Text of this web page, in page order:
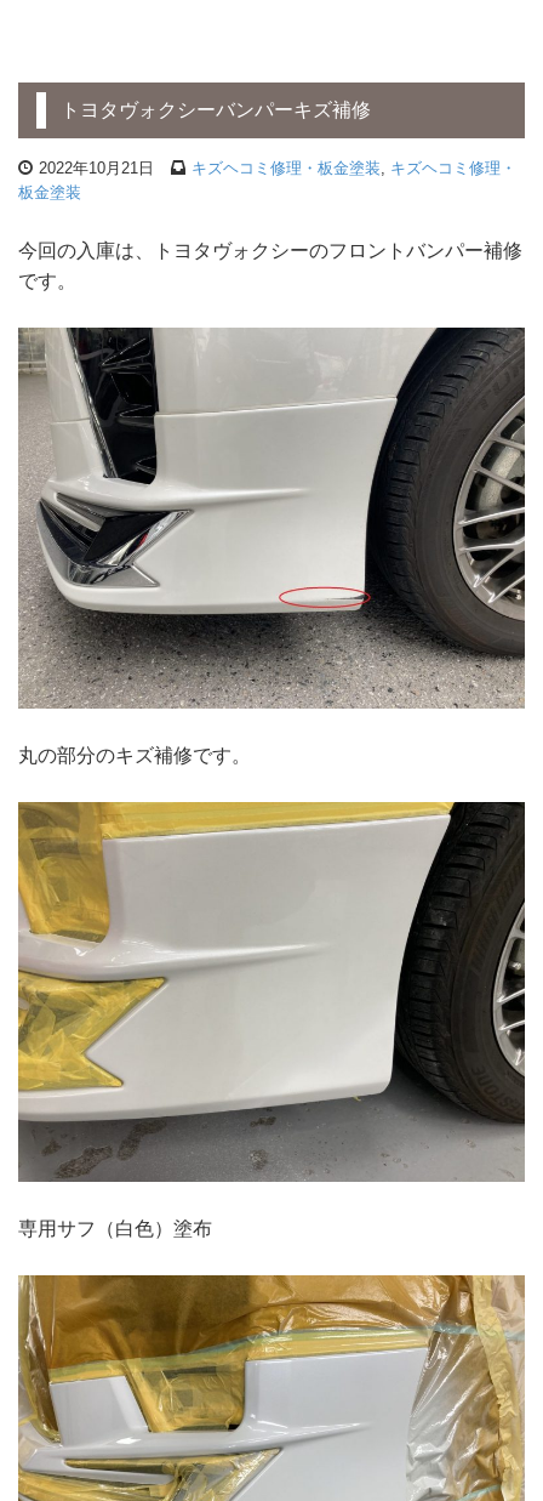
トヨタヴォクシーバンパーキズ補修
2022年10月21日 キズヘコミ修理・板金塗装, キズヘコミ修理・
板金塗装
今回の入庫は、トヨタヴォクシーのフロントバンパー補修
です。
丸の部分のキズ補修です。
専用サフ（白色）塗布